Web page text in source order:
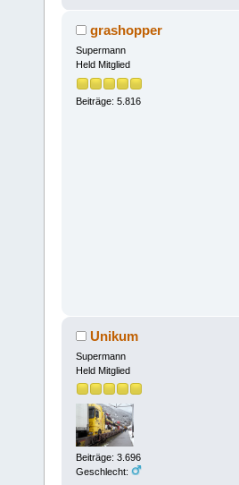
grashopper
Supermann
Held Mitglied
Beiträge: 5.816
Unikum
Supermann
Held Mitglied
Beiträge: 3.696
Geschlecht: